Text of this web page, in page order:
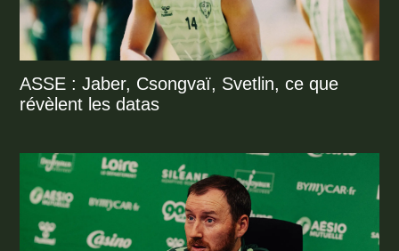
ASSE : Jaber, Csongvaï, Svetlin, ce que
révèlent les datas